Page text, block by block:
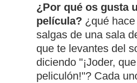
¿Por qué os gusta
película? ¿qué
salgas de una sala
que te levantes del
diciendo "¡Joder, que
peliculón!"? Cada